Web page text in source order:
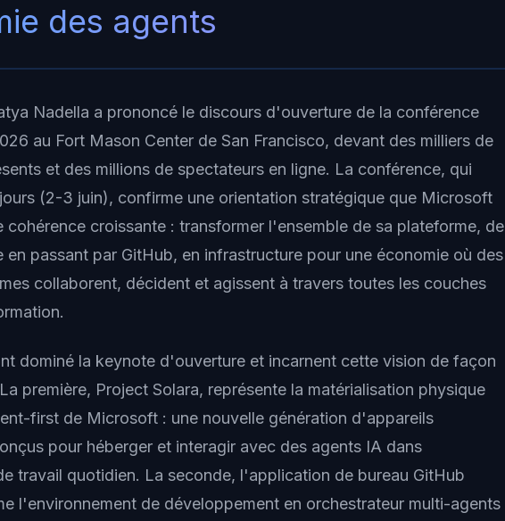
des agents
Nadella a prononcé le discours d'ouverture de la conférence
au Fort Mason Center de San Francisco, devant des milliers de
et des millions de spectateurs en ligne. La conférence, qui
(2-3 juin), confirme une orientation stratégique que Microsoft
cohérence croissante : transformer l'ensemble de sa plateforme, de
en passant par GitHub, en infrastructure pour une économie où des
collaborent, décident et agissent à travers toutes les couches
dominé la keynote d'ouverture et incarnent cette vision de façon
première, Project Solara, représente la matérialisation physique
first de Microsoft : une nouvelle génération d'appareils
pour héberger et interagir avec des agents IA dans
travail quotidien. La seconde, l'application de bureau GitHub
l'environnement de développement en orchestrateur multi-agents